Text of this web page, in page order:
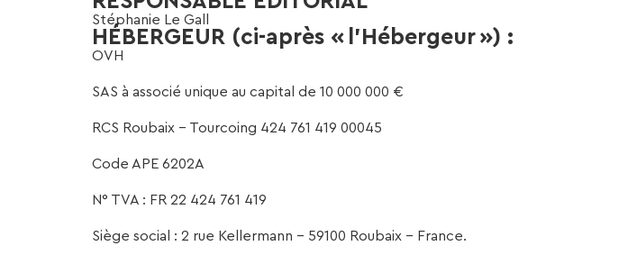
Stéphanie Le Gall
HÉBERGEUR (ci-après « l’Hébergeur ») :
OVH
SAS à associé unique au capital de 10 000 000 €
RCS Roubaix – Tourcoing 424 761 419 00045
Code APE 6202A
N° TVA : FR 22 424 761 419
Siège social : 2 rue Kellermann – 59100 Roubaix – France.